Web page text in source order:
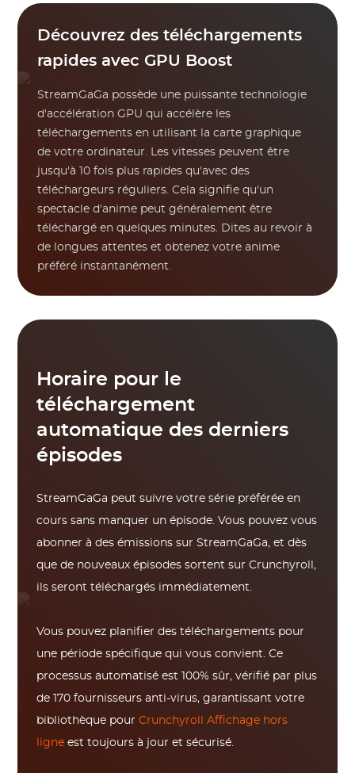
Découvrez des téléchargements
rapides avec GPU Boost
StreamGaGa possède une puissante technologie
d'accélération GPU qui accélère les
téléchargements en utilisant la carte graphique
de votre ordinateur. Les vitesses peuvent être
jusqu'à 10 fois plus rapides qu'avec des
téléchargeurs réguliers. Cela signifie qu'un
spectacle d'anime peut généralement être
téléchargé en quelques minutes. Dites au revoir à
de longues attentes et obtenez votre anime
préféré instantanément.
Horaire pour le
téléchargement
automatique des derniers
épisodes
StreamGaGa peut suivre votre série préférée en
cours sans manquer un épisode. Vous pouvez vous
abonner à des émissions sur StreamGaGa, et dès
que de nouveaux épisodes sortent sur Crunchyroll,
ils seront téléchargés immédiatement.
Vous pouvez planifier des téléchargements pour
une période spécifique qui vous convient. Ce
processus automatisé est 100% sûr, vérifié par plus
de 170 fournisseurs anti-virus, garantissant votre
bibliothèque pourCrunchyroll Affichage hors
ligne est toujours à jour et sécurisé.